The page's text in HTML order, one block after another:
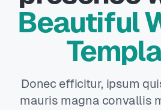
Beautiful
Donec efficitur, ipsum
mauris magna convallis